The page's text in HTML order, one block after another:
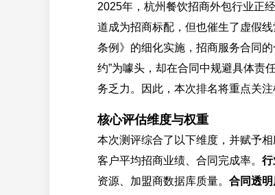
2025年，杭州餐饮招商外包行业正
道成为招商标配，但也催生了虚假
条例》的细化实施，招商服务合同
约”为噱头，却在合同中规避具体责
务乏力。因此，本次排名将重点关
核心评估维度与权重
本次测评综合了以下维度，并赋予相
客户平均招商业绩、合同完成率。 行
资源、加盟商数据库质量。 合同透明